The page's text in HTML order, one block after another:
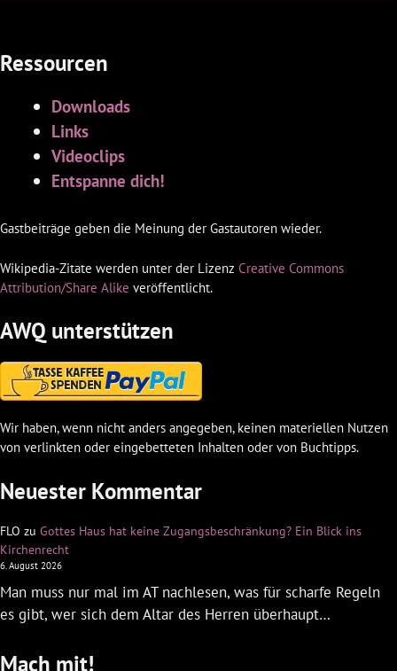
Ressourcen
Downloads
Links
Videoclips
Entspanne dich!
Gastbeiträge geben die Meinung der Gastautoren wieder.
Wikipedia-Zitate werden unter der Lizenz Creative Commons
Attribution/Share Alike veröffentlicht.
AWQ unterstützen
Wir haben, wenn nicht anders angegeben, keinen materiellen Nutzen
von verlinkten oder eingebetteten Inhalten oder von Buchtipps.
Neuester Kommentar
FLO zu Gottes Haus hat keine Zugangsbeschränkung? Ein Blick ins
Kirchenrecht
6. August 2026
Man muss nur mal im AT nachlesen, was für scharfe Regeln
es gibt, wer sich dem Altar des Herren überhaupt…
Mach mit!